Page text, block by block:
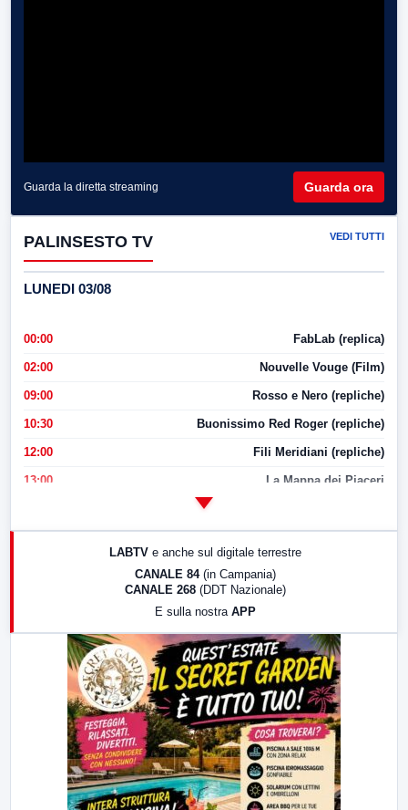
Guarda la diretta streaming Guarda ora
PALINSESTO TV VEDI TUTTI
LUNEDI 03/08
00:00 FabLab (replica)
02:00 Nouvelle Vouge (Film)
09:00 Rosso e Nero (repliche)
10:30 Buonissimo Red Roger (repliche)
12:00 Fili Meridiani (repliche)
13:00 La Mappa dei Piaceri
17:00 LabNews (replica)
LabNews (replica)
LABTV e anche sul digitale terrestre
CANALE 84 (in Campania)
CANALE 268 (DDT Nazionale)
E sulla nostra APP